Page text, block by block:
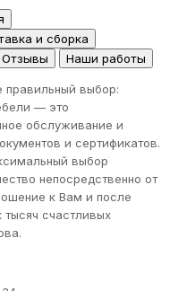
и сборка
Отзывы Наши работы
правильный выбор:
— это
обслуживание и
и сертификатов.
выбор
непосредственно от
к Вам и после
тысяч счастливых